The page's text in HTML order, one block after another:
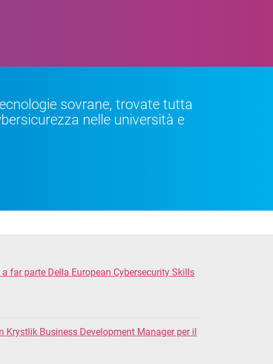
sovrane, trovate tutta
nelle università e
far parte Della European Cybersecurity Skills
Krystlik Business Development Manager per il